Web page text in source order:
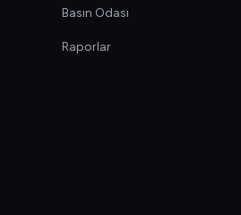
Basın Odası
Raporlar